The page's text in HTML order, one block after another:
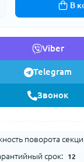
В
Viber
Telegram
Звонок
поворота
срок: 12